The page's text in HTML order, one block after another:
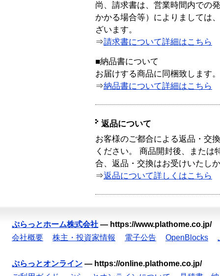
尚、請求書は、営業時間内での
かかる場合等）によりましては
ざいます。
⇒請求書について詳細はこちら
■納品書について
お届けする商品に同梱致します。
⇒納品書について詳細はこちら
返品について
お客様のご都合による返品・交
ください。 商品開封後、または
合、返品・交換はお受けいたし
⇒返品について詳しくはこちら
ぷらっとホーム株式会社 — https://www.plathome.co.jp/
会社概要
株主・投資家情報 電子公告 OpenBlocks
ぷらっとオンライン — https://online.plathome.co.jp/